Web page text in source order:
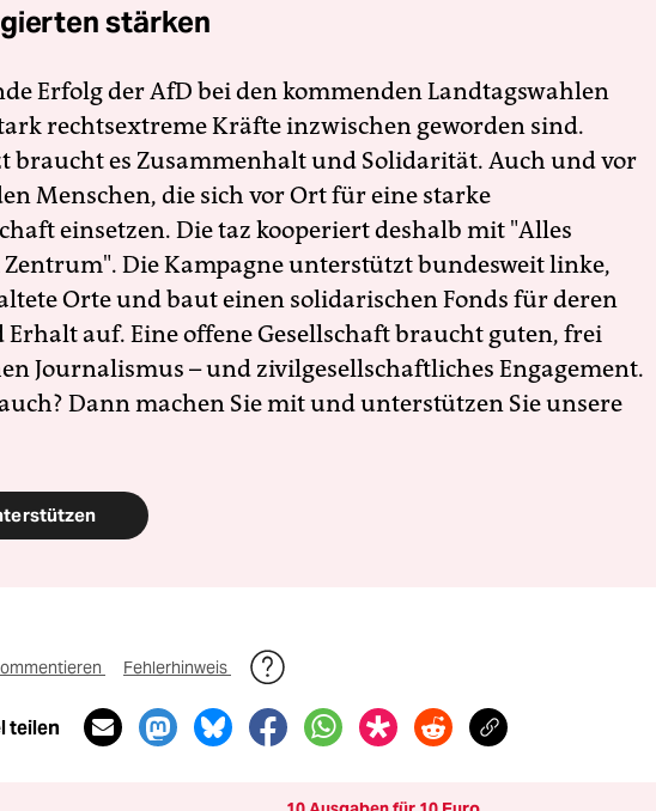
stärken
Erfolg der AfD bei den kommenden Landtagswahlen
rechtsextreme Kräfte inzwischen geworden sind.
braucht es Zusammenhalt und Solidarität. Auch und vor
Menschen, die sich vor Ort für eine starke
einsetzen. Die taz kooperiert deshalb mit "Alles
Die Kampagne unterstützt bundesweit linke,
Orte und baut einen solidarischen Fonds für deren
Erhalt auf. Eine offene Gesellschaft braucht guten, frei
Journalismus – und zivilgesellschaftliches Engagement.
Dann machen Sie mit und unterstützen Sie unsere
Fehlerhinweis
teilen